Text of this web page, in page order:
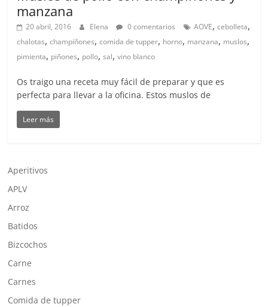
manzana
20 abril, 2016 Elena 0 comentarios AOVE,cebolleta,
chalotas,champiñones,comida de tupper, horno, manzana, muslos,
pimienta, piñones, pollo,sal,vino blanco
Os traigo una receta muy fácil de preparar y que es
perfecta para llevar a la oficina. Estos muslos de
Leer más
Aperitivos
APLV
Arroz
Batidos
Bizcochos
Carne
Carnes
Comida de tupper